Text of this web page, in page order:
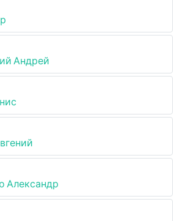
Андрей
Александр